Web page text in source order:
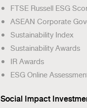
FTSE Russell ESG
ASEAN Corporate
Sustainability Index
Sustainability Awards
IR Awards
ESG Online
Social Impact